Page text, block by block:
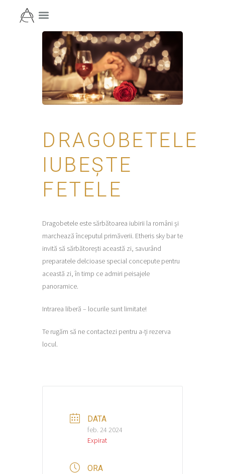
DRAGOBETELE
IUBEȘTE
FETELE
Dragobetele este sărbătoarea iubirii la români și
marchează începutul primăverii. Etheris sky bar te
invită să sărbătorești această zi, savurând
preparatele delcioase special concepute pentru
această zi, în timp ce admiri peisajele
panoramice.
Intrarea liberă – locurile sunt limitate!
Te rugăm să ne contactezi pentru a-ți rezerva
locul.
DATA
feb. 24 2024
Expirat
ORA